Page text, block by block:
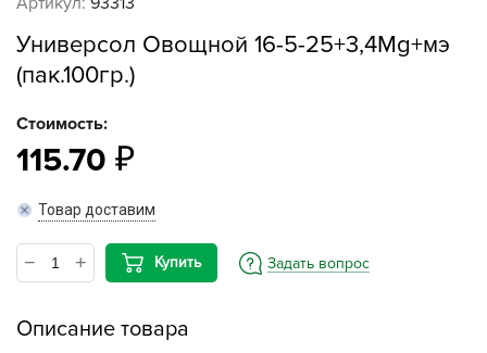
Универсол Овощной 16-5-25+3,4Mg+мэ
(пак.100гр.)
Стоимость:
115.70
Товар доставим
Купить Задать вопрос
Описание товара